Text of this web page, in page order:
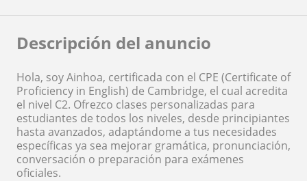
Descripción del anuncio
Hola, soy Ainhoa, certificada con el CPE (Certificate of
Proficiency in English) de Cambridge, el cual acredita
el nivel C2. Ofrezco clases personalizadas para
estudiantes de todos los niveles, desde principiantes
hasta avanzados, adaptándome a tus necesidades
específicas ya sea mejorar gramática, pronunciación,
conversación o preparación para exámenes
oficiales.